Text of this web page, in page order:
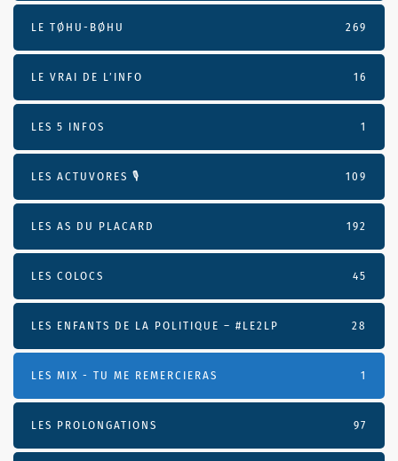
LE TØHU-BØHU 269
LE VRAI DE L’INFO 16
LES 5 INFOS 1
LES ACTUVORES 🎙 109
LES AS DU PLACARD 192
LES COLOCS 45
LES ENFANTS DE LA POLITIQUE – #LE2LP 28
LES MIX - TU ME REMERCIERAS 1
LES PROLONGATIONS 97